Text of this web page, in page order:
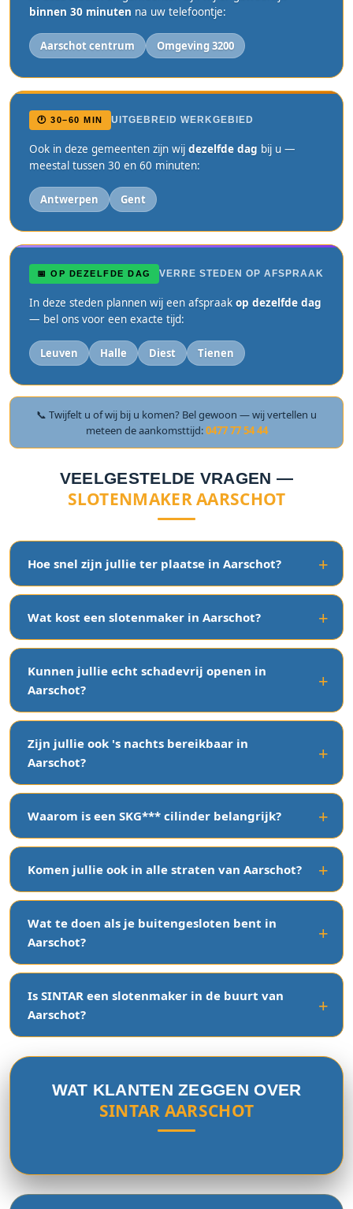
binnen 30 minuten na uw telefoontje:
Aarschot centrum Omgeving 3200
🕐 30–60 MIN UITGEBREID WERKGEBIED
Ook in deze gemeenten zijn wij dezelfde dag bij u —
meestal tussen 30 en 60 minuten:
Antwerpen Gent
📅 OP DEZELFDE DAG VERRE STEDEN OP AFSPRAAK
In deze steden plannen wij een afspraak op dezelfde dag
— bel ons voor een exacte tijd:
Leuven Halle Diest Tienen
📞 Twijfelt u of wij bij u komen? Bel gewoon — wij vertellen u
meteen de aankomsttijd:0477 77 54 44
VEELGESTELDE VRAGEN —
SLOTENMAKER AARSCHOT
Hoe snel zijn jullie ter plaatse in Aarschot?
Wat kost een slotenmaker in Aarschot?
Kunnen jullie echt schadevrij openen in
Aarschot?
Zijn jullie ook 's nachts bereikbaar in
Aarschot?
Waarom is een SKG*** cilinder belangrijk?
Komen jullie ook in alle straten van Aarschot?
Wat te doen als je buitengesloten bent in
Aarschot?
Is SINTAR een slotenmaker in de buurt van
Aarschot?
WAT KLANTEN ZEGGEN OVER
SINTAR AARSCHOT